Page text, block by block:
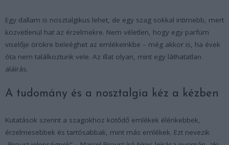
Egy dallam is nosztalgikus lehet, de egy szag sokkal intimebb, mert
közvetlenül hat az érzelmekre. Nem véletlen, hogy egy parfüm
viselője örökre beleéghet az emlékeinkbe – még akkor is, ha évek
óta nem találkoztunk vele. Az illat olyan, mint egy láthatatlan
aláírás.
A tudomány és a nosztalgia kéz a kézben
Kutatások szerint a szagokhoz kötődő emlékek élénkebbek,
érzelmesebbek és tartósabbak, mint más emlékek. Ezt nevezik